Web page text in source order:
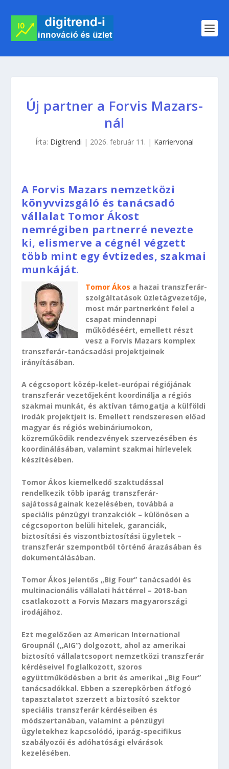
Új partner a Forvis Mazars-
nál
Írta: Digitrendi | 2026. február 11. | Karriervonal
A Forvis Mazars nemzetközi
könyvvizsgáló és tanácsadó
vállalat Tomor Ákost
nemrégiben partnerré nevezte
ki, elismerve a cégnél végzett
több mint egy évtizedes, szakmai
munkáját.
Tomor Ákos a hazai transzferár-
szolgáltatások üzletágvezetője,
most már partnerként felel a
csapat mindennapi
működéséért, emellett részt
vesz a Forvis Mazars komplex
transzferár-tanácsadási projektjeinek
irányításában.
A cégcsoport közép-kelet-európai régiójának
transzferár vezetőjeként koordinálja a régiós
szakmai munkát, és aktívan támogatja a külföldi
irodák projektjeit is. Emellett rendszeresen előad
magyar és régiós webináriumokon,
közreműködik rendezvények szervezésében és
koordinálásában, valamint szakmai hírlevelek
készítésében.
Tomor Ákos kiemelkedő szaktudással
rendelkezik több iparág transzferár-
sajátosságainak kezelésében, továbbá a
speciális pénzügyi tranzakciók – különösen a
cégcsoporton belüli hitelek, garanciák,
biztosítási és viszontbiztosítási ügyletek –
transzferár szempontból történő árazásában és
dokumentálásában.
Tomor Ákos jelentős „Big Four” tanácsadói és
multinacionális vállalati háttérrel – 2018-ban
csatlakozott a Forvis Mazars magyarországi
irodájához.
Ezt megelőzően az American International
Groupnál („AIG”) dolgozott, ahol az amerikai
biztosító vállalatcsoport nemzetközi transzferár
kérdéseivel foglalkozott, szoros
együttműködésben a brit és amerikai „Big Four”
tanácsadókkal. Ebben a szerepkörben átfogó
tapasztalatot szerzett a biztosító szektor
speciális transzferár kérdéseiben és
módszertanában, valamint a pénzügyi
ügyletekhez kapcsolódó, iparág-specifikus
szabályozói és adóhatósági elvárások
kezelésében.